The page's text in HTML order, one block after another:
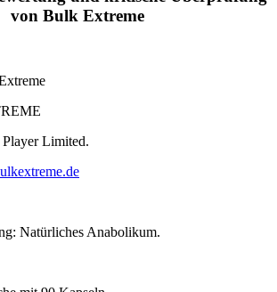
Limited.
Natürliches Anabolikum.
mit 90 Kapseln